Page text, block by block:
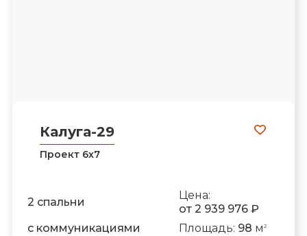
Калуга-29
Проект 6х7
2 спальни
Цена:
от 2 939 976 ₽
с коммуникациями
Площадь: 98 м 2